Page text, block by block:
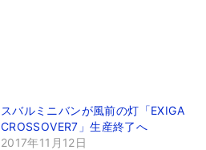
スバルミニバンが風前の灯「EXIGA
CROSSOVER7」生産終了へ
2017年11月12日